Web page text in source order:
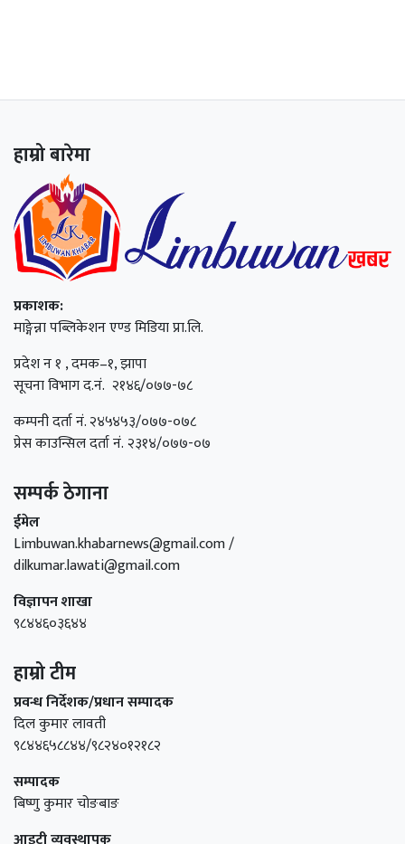
हाम्रो बारेमा
प्रकाशक:
माङ्गेन्ना पब्लिकेशन एण्ड मिडिया प्रा.लि.
प्रदेश न १ , दमक–१, झापा
सूचना विभाग द.नं. २१४६/०७७-७८
कम्पनी दर्ता नं. २४५४५३/०७७-०७८
प्रेस काउन्सिल दर्ता नं. २३१४/०७७-०७
सम्पर्क ठेगाना
ईमेल
Limbuwan.khabarnews@gmail.com /
dilkumar.lawati@gmail.com
विज्ञापन शाखा
९८४४६०३६४४
हाम्रो टीम
प्रवन्ध निर्देशक/प्रधान सम्पादक
दिल कुमार लावती
९८४४६५८८४४/९८२४०१२१८२
सम्पादक
बिष्णु कुमार चोङबाङ